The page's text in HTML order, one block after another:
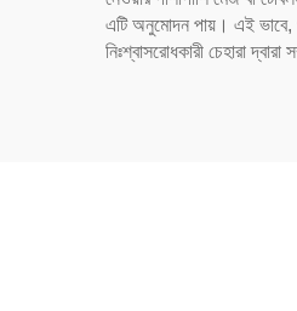
এটি অনুমোদন পায়। এই ভাবে,
নিঃশ্বাসরোধকারী চেহারা